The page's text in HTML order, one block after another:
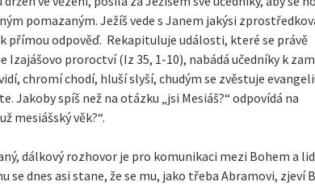
pomazaným. Ježíš vede s Janem jakýsi
přímou odpověď. Rekapituluje události, které se právě
proroctví (Iz 35, 1-10), nabádá učedníky k
chromí chodí, hluší slyší, chudým se zvěstuje
Jakoby spíš než na otázku „jsi Mesiáš?“ odpovídá na
mesiášský věk?“.
dálkový rozhovor je pro komunikaci mezi Bohem a
se dnes asi stane, že se mu, jako třeba Abramovi, zjeví